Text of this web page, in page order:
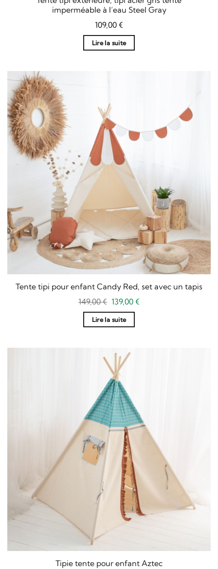
imperméable à l’eau Steel Gray
109,00 €
Lire la suite
Tente tipi pour enfant Candy Red, set avec un tapis
149,00€ Le
initial
était :
139,00 €Le
Lire la suite
Tipie tente pour enfant Aztec